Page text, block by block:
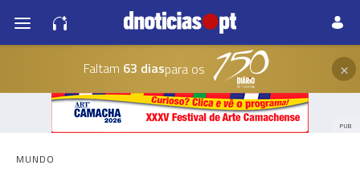
Faltam 63 diaspara os ×
PUB
MUNDO